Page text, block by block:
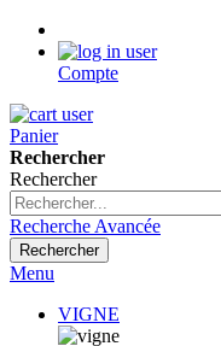
Compte
Panier
Rechercher
Rechercher
Recherche Avancée
Rechercher
Menu
VIGNE